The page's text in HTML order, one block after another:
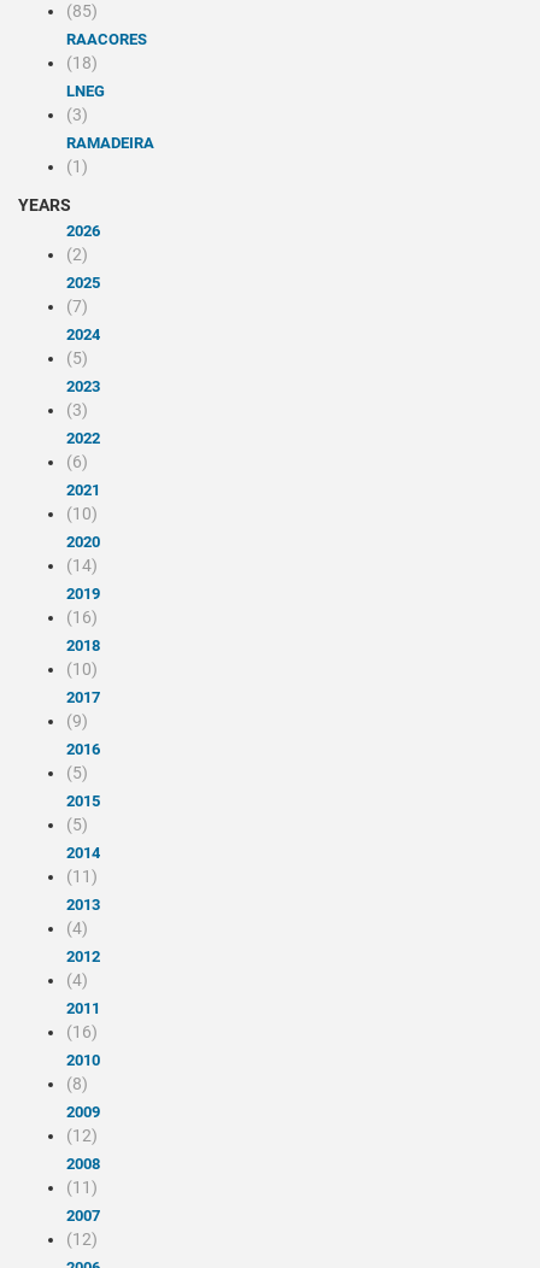
(85)
RAACORES
(18)
LNEG
(3)
RAMADEIRA
(1)
YEARS
2026
(2)
2025
(7)
2024
(5)
2023
(3)
2022
(6)
2021
(10)
2020
(14)
2019
(16)
2018
(10)
2017
(9)
2016
(5)
2015
(5)
2014
(11)
2013
(4)
2012
(4)
2011
(16)
2010
(8)
2009
(12)
2008
(11)
2007
(12)